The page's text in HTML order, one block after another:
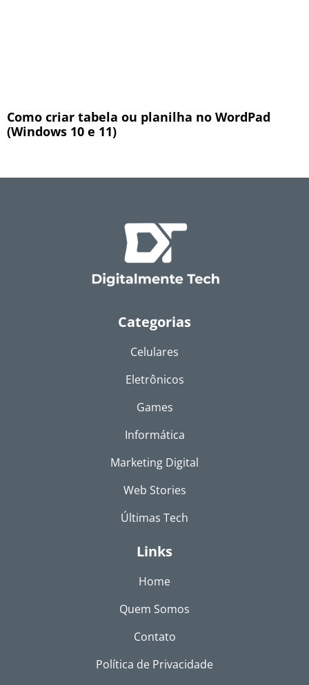
Como criar tabela ou planilha no WordPad
(Windows 10 e 11)
Categorias
Celulares
Eletrônicos
Games
Informática
Marketing Digital
Web Stories
Últimas Tech
Links
Home
Quem Somos
Contato
Política de Privacidade